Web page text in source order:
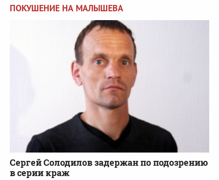
ПОКУШЕНИЕ НА МАЛЫШЕВА
Сергей Солодилов задержан по подозрению
в серии краж